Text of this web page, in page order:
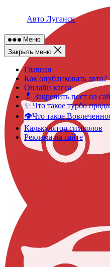
Авто Луганск
Меню
Закрыть меню
Главная
Как опубликовать авто?
Онлайн касса
🔝 Закрепить пост на
✨ Что такое турбо
👁️Что такое
Калькулятор символов
Реклама на сайте